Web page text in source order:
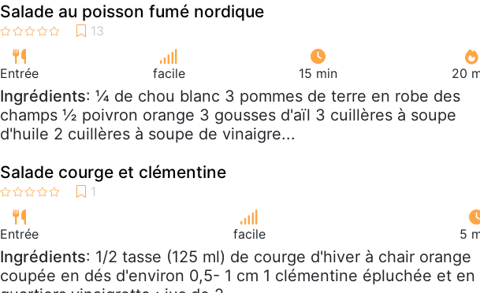
Salade au poisson fumé nordique
Entrée facile 15 min 20
Ingrédients: ¼ de chou blanc 3 pommes de terre en robe des
champs ½ poivron orange 3 gousses d'aïl 3 cuillères à soupe
d'huile 2 cuillères à soupe de vinaigre...
Salade courge et clémentine
Entrée facile 5
Ingrédients: 1/2 tasse (125 ml) de courge d'hiver à chair orange
coupée en dés d'environ 0,5- 1 cm 1 clémentine épluchée et en